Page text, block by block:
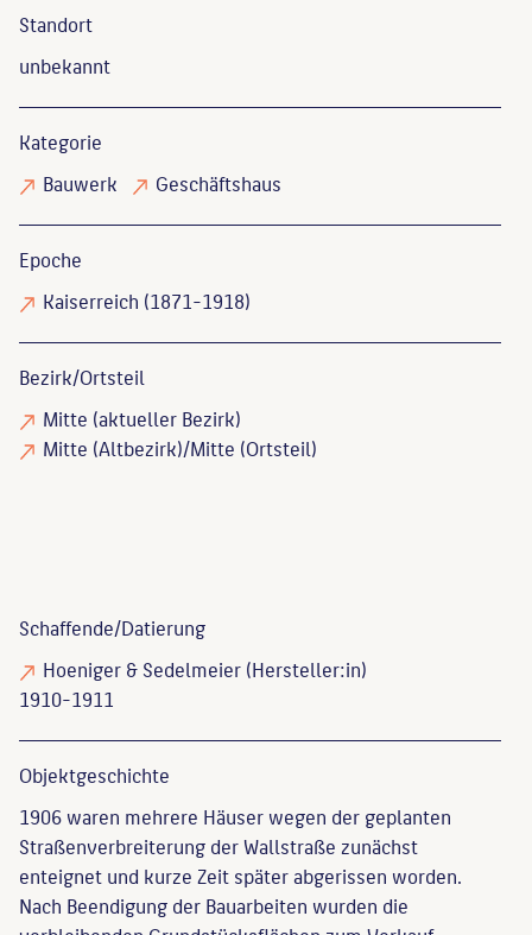
Standort
unbekannt
Kategorie
Bauwerk
Geschäftshaus
Epoche
Kaiserreich (1871-1918)
Bezirk/Ortsteil
Mitte (aktueller Bezirk)
Mitte (Altbezirk)/Mitte (Ortsteil)
Schaffende/Datierung
Hoeniger & Sedelmeier(Hersteller:in)
1910-1911
Objekt­geschichte
1906 waren mehrere Häuser wegen der geplanten
Straßenverbreiterung der Wallstraße zunächst
enteignet und kurze Zeit später abgerissen worden.
Nach Beendigung der Bauarbeiten wurden die